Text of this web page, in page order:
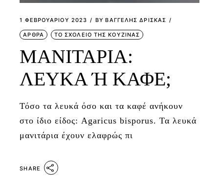
1 ΦΕΒΡΟΥΑΡΊΟΥ 2023 BY ΒΑΓΓΕΛΗΣ ΔΡΙΣΚΑΣ
ΑΡΘΡΑ ΤΟ ΣΧΟΛΕΙΟ ΤΗΣ ΚΟΥΖΙΝΑΣ
ΜΑΝΙΤΑΡΙΑ:
ΛΕΥΚΑ Ή ΚΑΦΕ;
Τόσο τα λευκά όσο και τα καφέ ανήκουν
στο ίδιο είδος: Agaricus bisporus. Τα λευκά
μανιτάρια έχουν ελαφρώς πι
SHARE